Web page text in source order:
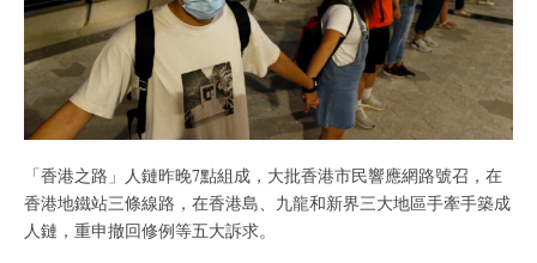
「香港之路」人鏈昨晚7點組成，大批香港市民響應網路號召，在
香港地鐵站三條線路，在香港島、九龍和新界三大地區手牽手築成
人鏈，重申撤回修例等五大訴求。